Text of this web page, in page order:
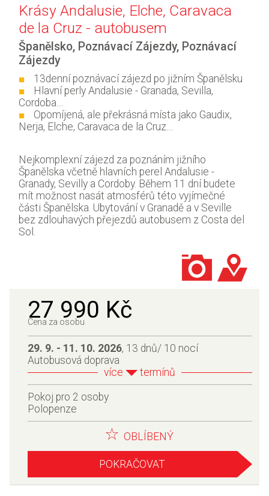
Krásy Andalusie, Elche, Caravaca
de la Cruz - autobusem
Španělsko, Poznávací Zájezdy, Poznávací
Zájezdy
13denní poznávací zájezd po jižním Španělsku
Hlavní perly Andalusie - Granada, Sevilla,
Cordoba....
Opomíjená, ale překrásná místa jako Gaudix,
Nerja, Elche, Caravaca de la Cruz....
Nejkomplexní zájezd za poznáním jižního
Španělska včetně hlavních perel Andalusie -
Granady, Sevilly a Cordoby. Během 11 dní budete
mít možnost nasát atmosférů této vyjímečné
části Španělska. Ubytování v Granadě a v Seville
bez zdlouhavých přejezdů autobusem z Costa del
Sol.
27 990 Kč
Cena za osobu
29. 9. - 11. 10. 2026, 13 dnů/ 10 nocí
Autobusová doprava
více
termínů
Pokoj pro 2 osoby
Polopenze
OBLÍBENÝ
POKRAČOVAT